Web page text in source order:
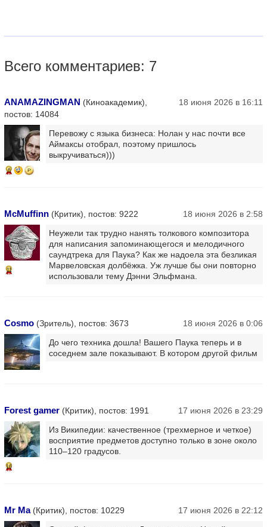
Всего комментариев: 7
ANAMAZINGMAN (Киноакадемик),
постов: 14084
18 июня 2026 в 16:11
6
Перевожу с языка бизнеса: Нолан у нас почти все
Аймаксы отобрал, поэтому пришлось
выкручиваться)))
McMuffinn (Критик), постов: 9222 18 июня 2026 в 2:58
11
Неужели так трудно нанять толкового композитора
для написания запоминающегося и мелодичного
саундтрека для Паука? Как же надоела эта безликая
Марвеловская долбёжка. Уж лучше бы они повторно
использовали тему Дэнни Эльфмана.
Cosmo (Зритель), постов: 3673
18 июня 2026 в 0:06
До чего техника дошла! Вашего Паука теперь и в
соседнем зале показывают. В котором другой фильм
Forest gamer (Критик), постов: 1991 17 июня 2026 в 23:29
16
Из Википедии: качественное (трехмерное и четкое)
восприятие предметов доступно только в зоне около
110–120 градусов.
Mr Ma(Критик), постов: 10229 17 июня 2026 в 22:12